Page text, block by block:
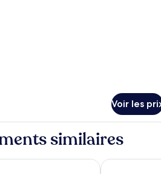
Voir les
similaires
Dorsett